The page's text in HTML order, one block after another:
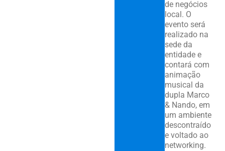
de negócios
local. O
evento será
realizado na
sede da
entidade e
contará com
animação
musical da
dupla Marco
& Nando, em
um ambiente
descontraído
e voltado ao
networking.